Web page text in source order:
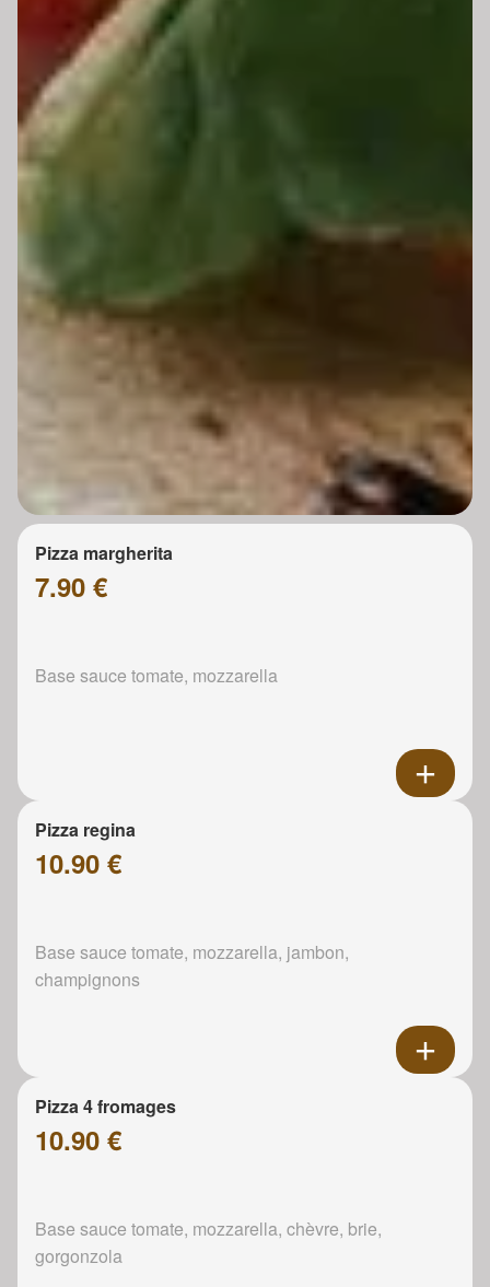
Pizza margherita
7.90 €
Base sauce tomate, mozzarella
Pizza regina
10.90 €
Base sauce tomate, mozzarella, jambon,
champignons
Pizza 4 fromages
10.90 €
Base sauce tomate, mozzarella, chèvre, brie,
gorgonzola